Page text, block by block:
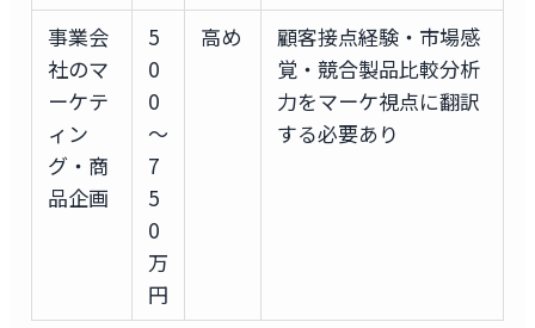
事業会
社のマ
ーケテ
ィン
グ・商
品企画
5
0
0
〜
7
5
0
万
円
高め
顧客接点経験・市場感
覚・競合製品比較分析
力をマーケ視点に翻訳
する必要あり